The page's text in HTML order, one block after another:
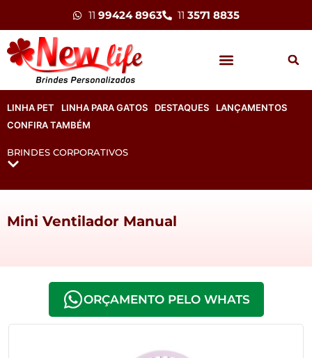
11 99424 8963 11 3571 8835
LINHA PET LINHA PARA GATOS DESTAQUES
LANÇAMENTOS
CONFIRA TAMBÉM
BRINDES CORPORATIVOS
Mini Ventilador Manual
ORÇAMENTO PELO WHATS